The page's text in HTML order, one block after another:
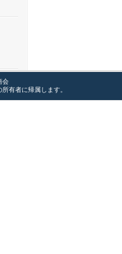
会
有者に帰属します。